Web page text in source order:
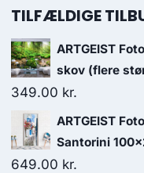
TILFÆLDIGE
ARTGEIST
skov (flere
349.00 kr.
ARTGEIST
Santorini
649.00 kr.